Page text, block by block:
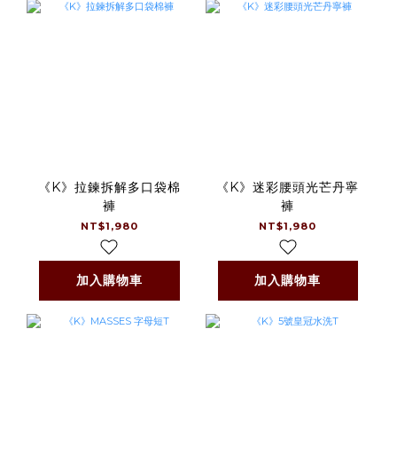
《K》拉鍊拆解多口袋棉
褲
NT$1,980
加入購物車
《K》迷彩腰頭光芒丹寧
褲
NT$1,980
加入購物車